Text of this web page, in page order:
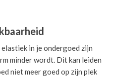
in je ondergoed zijn
minder wordt. Dit kan leiden
niet meer goed op zijn plek